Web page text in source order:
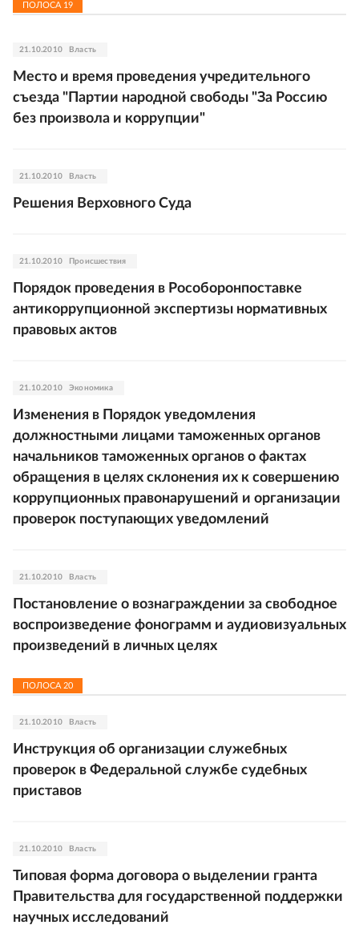
ПОЛОСА 19
21.10.2010 Власть
Место и время проведения учредительного
съезда "Партии народной свободы "За Россию
без произвола и коррупции"
21.10.2010 Власть
Решения Верховного Суда
21.10.2010 Происшествия
Порядок проведения в Рособоронпоставке
антикоррупционной экспертизы нормативных
правовых актов
21.10.2010 Экономика
Изменения в Порядок уведомления
должностными лицами таможенных органов
начальников таможенных органов о фактах
обращения в целях склонения их к совершению
коррупционных правонарушений и организации
проверок поступающих уведомлений
21.10.2010 Власть
Постановление о вознаграждении за свободное
воспроизведение фонограмм и аудиовизуальных
произведений в личных целях
ПОЛОСА 20
21.10.2010 Власть
Инструкция об организации служебных
проверок в Федеральной службе судебных
приставов
21.10.2010 Власть
Типовая форма договора о выделении гранта
Правительства для государственной поддержки
научных исследований